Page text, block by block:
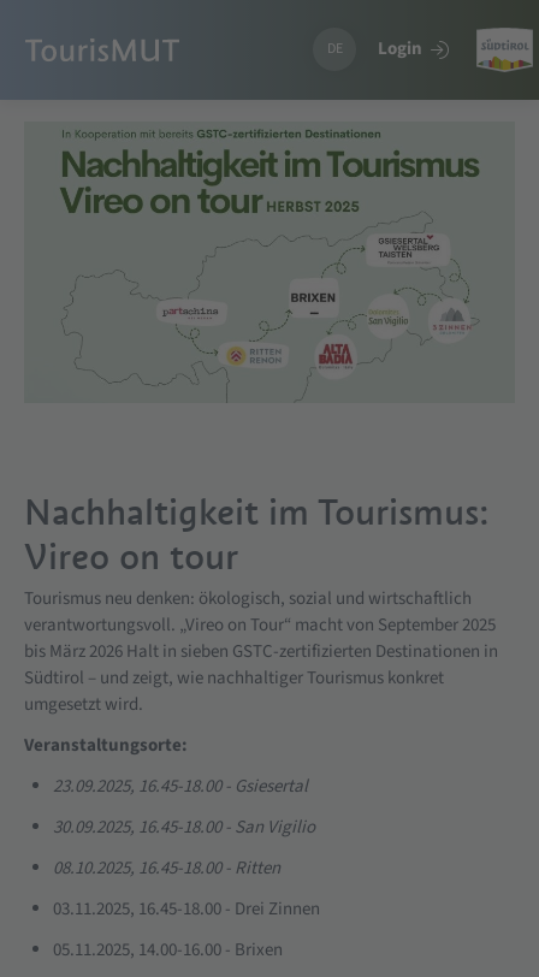
DE Login
Nachhaltigkeit im Tourismus:
Vireo on tour
Tourismus neu denken: ökologisch, sozial und wirtschaftlich
verantwortungsvoll. „Vireo on Tour“ macht von September 2025
bis März 2026 Halt in sieben GSTC-zertifizierten Destinationen in
Südtirol – und zeigt, wie nachhaltiger Tourismus konkret
umgesetzt wird.
Veranstaltungsorte:
23.09.2025, 16.45-18.00 - Gsiesertal
30.09.2025, 16.45-18.00 - San Vigilio
08.10.2025, 16.45-18.00 - Ritten
03.11.2025, 16.45-18.00 - Drei Zinnen
05.11.2025, 14.00-16.00 - Brixen